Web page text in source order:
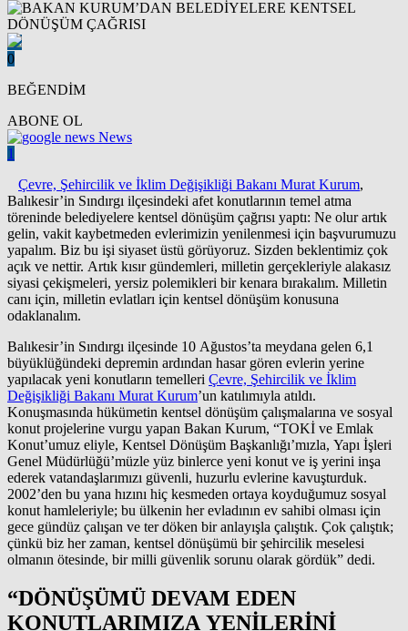
0
BEĞENDİM
ABONE OL
News
1
Çevre, Şehircilik ve İklim Değişikliği Bakanı Murat Kurum,
Balıkesir’in Sındırgı ilçesindeki afet konutlarının temel atma
töreninde belediyelere kentsel dönüşüm çağrısı yaptı: Ne olur artık
gelin, vakit kaybetmeden evlerimizin yenilenmesi için başvurumuzu
yapalım. Biz bu işi siyaset üstü görüyoruz. Sizden beklentimiz çok
açık ve nettir. Artık kısır gündemleri, milletin gerçekleriyle alakasız
siyasi çekişmeleri, yersiz polemikleri bir kenara bırakalım. Milletin
canı için, milletin evlatları için kentsel dönüşüm konusuna
odaklanalım.
Balıkesir’in Sındırgı ilçesinde 10 Ağustos’ta meydana gelen 6,1
büyüklüğündeki depremin ardından hasar gören evlerin yerine
yapılacak yeni konutların temelleri Çevre, Şehircilik ve İklim
Değişikliği Bakanı Murat Kurum’un katılımıyla atıldı.
Konuşmasında hükümetin kentsel dönüşüm çalışmalarına ve sosyal
konut projelerine vurgu yapan Bakan Kurum, “TOKİ ve Emlak
Konut’umuz eliyle, Kentsel Dönüşüm Başkanlığı’mızla, Yapı İşleri
Genel Müdürlüğü’müzle yüz binlerce yeni konut ve iş yerini inşa
ederek vatandaşlarımızı güvenli, huzurlu evlerine kavuşturduk.
2002’den bu yana hızını hiç kesmeden ortaya koyduğumuz sosyal
konut hamleleriyle; bu ülkenin her evladının ev sahibi olması için
gece gündüz çalışan ve ter döken bir anlayışla çalıştık. Çok çalıştık;
çünkü biz her zaman, kentsel dönüşümü bir şehircilik meselesi
olmanın ötesinde, bir milli güvenlik sorunu olarak gördük” dedi.
“DÖNÜŞÜMÜ DEVAM EDEN
KONUTLARIMIZA YENİLERİNİ